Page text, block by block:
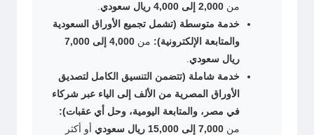
من 2,000 إلى 4,000 ريال سعودي
خدمة متوسطة (تشمل تجميع الأوراق السعودية
والمتابعة الإلكترونية): من
4,000 إلى 7,000
ريال سعودي
خدمة شاملة (تتضمن التنسيق الكامل لتصديق
الأوراق المصرية من الألف إلى الياء عبر شركاء
في مصر، والمتابعة اليومية، وحل أي عقبات):
من 7,000 إلى 15,000 ريال سعودي
أو أكثر